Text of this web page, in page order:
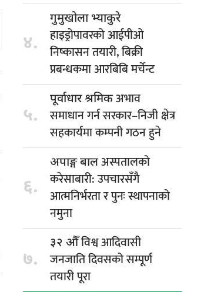
४.
गुमुखोला भ्याकुरे
हाइड्रोपावरको आईपीओ
निष्कासन तयारी, बिक्री
प्रबन्धकमा आरबिबि मर्चेन्ट
५.
पूर्वाधार श्रमिकअभाव
समाधान गर्न सरकार–निजी क्षेत्र
सहकार्यमा कम्पनी गठन हुने
६.
अपाङ्ग बालअस्पतालको
करेसाबारी: उपचारसँगै
आत्मनिर्भरता र पुनः स्थापनाको
नमुना
७.
३२ औँविश्व आदिवासी
जनजाति दिवसको सम्पूर्ण
तयारी पूरा